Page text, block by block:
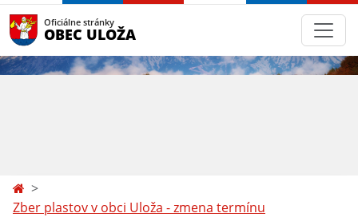
Oficiálne stránky
OBEC ULOŽA
Zber plastov v obci Uloža - zmena termínu